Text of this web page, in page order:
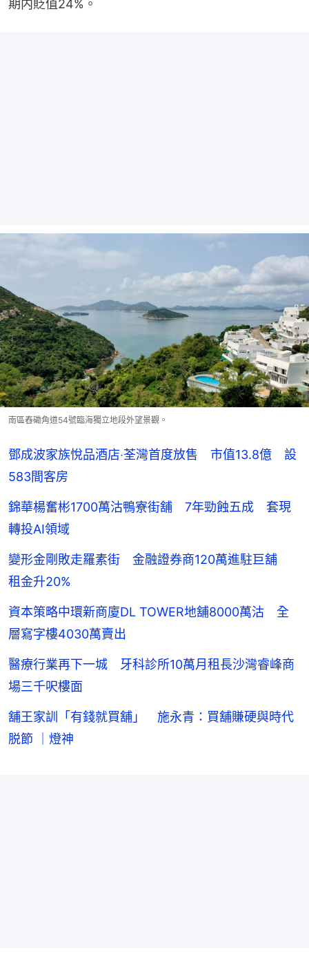
期内貶值24%。
南區舂磡角道54號臨海獨立地段外望景觀。
鄧成波家族悅品酒店‧荃灣首度放售 市值13.8億 設
583間客房
錦華楊奮彬1700萬沽鴨寮街舖 7年勁蝕五成 套現
轉投AI領域
變形金剛敗走羅素街 金融證券商120萬進駐巨舖
租金升20%
資本策略中環新商廈DL TOWER地舖8000萬沽 全
層寫字樓4030萬賣出
醫療行業再下一城 牙科診所10萬月租長沙灣睿峰商
場三千呎樓面
舖王家訓「有錢就買舖」 施永青：買舖賺硬與時代
脱節 ｜燈神